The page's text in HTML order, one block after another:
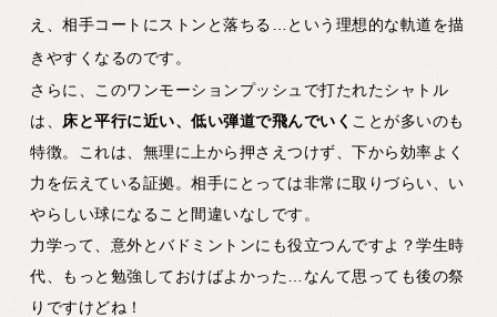
え、相手コートにストンと落ちる…という理想的な軌道を描
きやすくなるのです。
さらに、このワンモーションプッシュで打たれたシャトル
は、 床と平行に近い、低い弾道で飛んでいく ことが多いのも
特徴。これは、無理に上から押さえつけず、下から効率よく
力を伝えている証拠。相手にとっては非常に取りづらい、い
やらしい球になること間違いなしです。
力学って、意外とバドミントンにも役立つんですよ？学生時
代、もっと勉強しておけばよかった…なんて思っても後の祭
りですけどね！